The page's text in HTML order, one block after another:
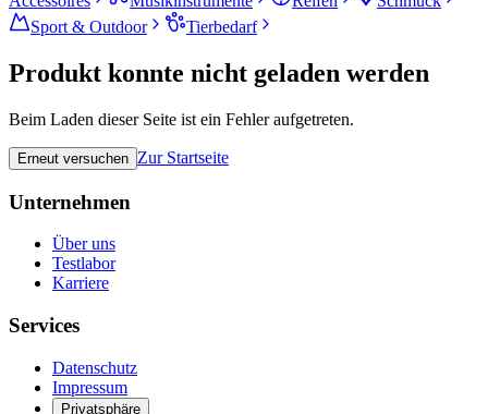
Sport & Outdoor
Tierbedarf
Produkt konnte nicht geladen werden
Beim Laden dieser Seite ist ein Fehler aufgetreten.
Erneut versuchen Zur Startseite
Unternehmen
Über uns
Testlabor
Karriere
Services
Datenschutz
Impressum
Privatsphäre